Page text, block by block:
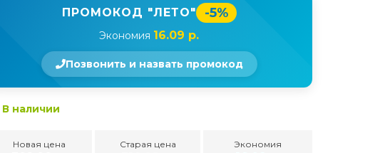
ПРОМОКОД "ЛЕТО" -5%
Экономия 16.09 р.
Позвонить и назвать промокод
В наличии
Новая цена Старая цена Экономия